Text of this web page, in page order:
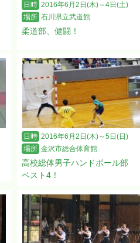
日時 2016年6月2日(木)～4日(土)
場所 石川県立武道館
柔道部、健闘！
日時 2016年6月2日(木)～5日(日)
場所 金沢市総合体育館
高校総体男子ハンドボール部
ベスト4！